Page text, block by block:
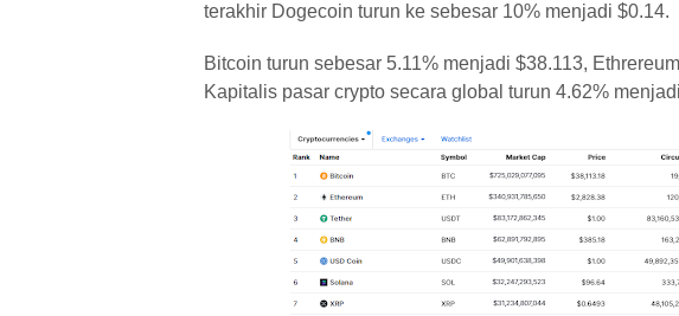
terakhir Dogecoin turun ke sebesar 10% menjadi $0.14.
Bitcoin turun sebesar 5.11% menjadi $38.113,
Kapitalis pasar crypto secara global turun 4.62%